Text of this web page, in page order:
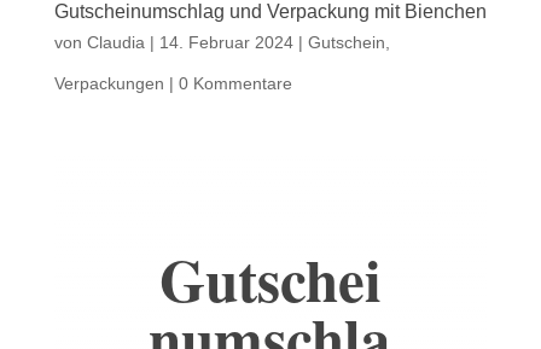
Gutscheinumschlag und Verpackung mit Bienchen
von Claudia | 14. Februar 2024| Gutschein
Verpackungen | 0 Kommentare
Gutschei